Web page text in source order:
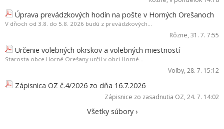
Úprava prevádzkových hodín na pošte v Horných Orešanoch
V dňoch od 3.8. do 5.8. 2026 budú z prevádzkových...
Rôzne, 31. 7. 7:55
Určenie volebných okrskov a volebných miestností
Starosta obce Horné Orešany určil v obci Horné...
Voľby, 28. 7. 15:12
Zápisnica OZ č.4/2026 zo dňa 16.7.2026
Zápisnice zo zasadnutia OZ, 24. 7. 14:02
Všetky súbory ›